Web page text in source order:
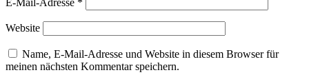
Website
Name, E-Mail-Adresse und Website in diesem Browser für
meinen nächsten Kommentar speichern.